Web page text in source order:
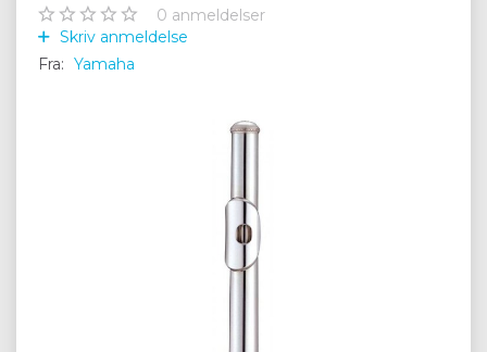
0 anmeldelser
Skriv anmeldelse
Fra: Yamaha